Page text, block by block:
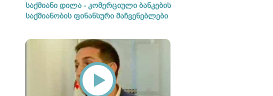
საქმიანი დილა - კომერციული ბანკების
საქმიანობის ფინანსური მაჩვენებლები